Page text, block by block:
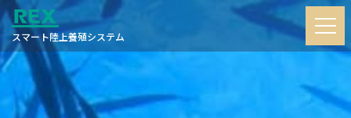
スマート陸上養殖システム